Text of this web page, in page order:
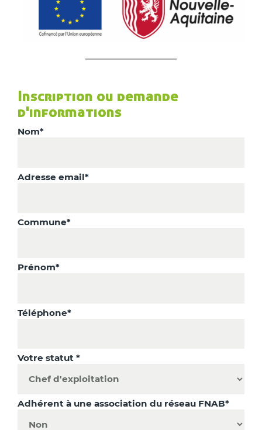
Inscription ou demande
d'informations
Nom*
Adresse email*
Commune*
Prénom*
Téléphone*
Votre statut *
Adhérent à une association du réseau FNAB*